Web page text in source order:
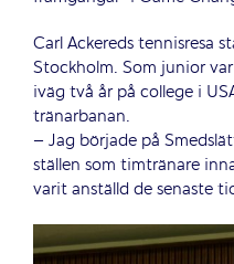
Carl Ackereds tennisresa
Stockholm. Som junior
iväg två år på college i
tränarbanan.
– Jag började på
ställen som timtränare
varit anställd de senaste